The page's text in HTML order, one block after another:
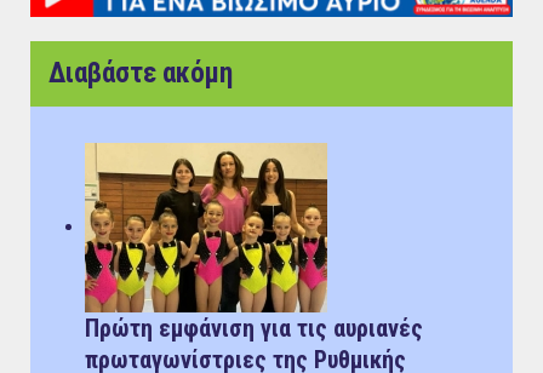
Διαβάστε ακόμη
Πρώτη εμφάνιση για τις αυριανές
πρωταγωνίστριες της Ρυθμικής